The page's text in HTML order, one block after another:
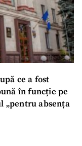
ce a fost
în funcție pe
„pentru absența